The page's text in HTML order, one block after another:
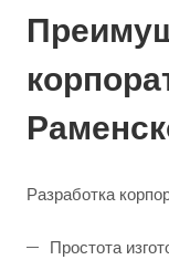
Разработка
Простота